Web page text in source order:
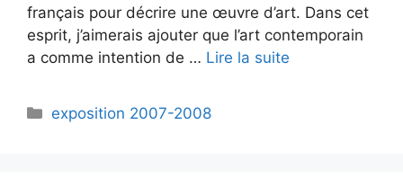
français pour décrire une œuvre d’art. Dans cet
esprit, j’aimerais ajouter que l’art contemporain
a comme intention de … Lire la suite
exposition 2007-2008